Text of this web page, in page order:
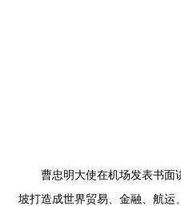
曹忠明大使在机场发表书面
坡打造成世界贸易、金融、航运